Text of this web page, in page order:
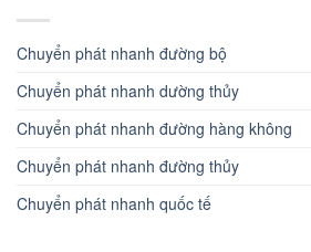
Chuyển phát nhanh đường bộ
Chuyển phát nhanh dường thủy
Chuyển phát nhanh đường hàng không
Chuyển phát nhanh đường thủy
Chuyển phát nhanh quốc tế